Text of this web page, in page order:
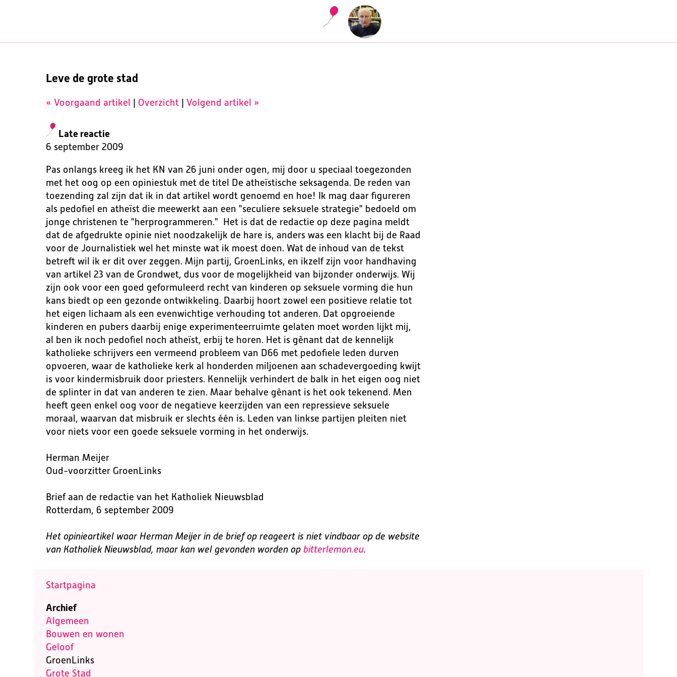
Leve de grote stad
« Voorgaand artikel | Overzicht |Volgend artikel »
Late reactie
6 september 2009
Pas onlangs kreeg ik het KN van 26 juni onder ogen, mij door u speciaal toegezonden
met het oog op een opiniestuk met de titel De atheïstische seksagenda. De reden van
toezending zal zijn dat ik in dat artikel wordt genoemd en hoe! Ik mag daar figureren
als pedofiel en atheïst die meewerkt aan een "seculiere seksuele strategie" bedoeld om
jonge christenen te "herprogrammeren." Het is dat de redactie op deze pagina meldt
dat de afgedrukte opinie niet noodzakelijk de hare is, anders was een klacht bij de Raad
voor de Journalistiek wel het minste wat ik moest doen. Wat de inhoud van de tekst
betreft wil ik er dit over zeggen. Mijn partij, GroenLinks, en ikzelf zijn voor handhaving
van artikel 23 van de Grondwet, dus voor de mogelijkheid van bijzonder onderwijs. Wij
zijn ook voor een goed geformuleerd recht van kinderen op seksuele vorming die hun
kans biedt op een gezonde ontwikkeling. Daarbij hoort zowel een positieve relatie tot
het eigen lichaam als een evenwichtige verhouding tot anderen. Dat opgroeiende
kinderen en pubers daarbij enige experimenteerruimte gelaten moet worden lijkt mij,
al ben ik noch pedofiel noch atheïst, erbij te horen. Het is gênant dat de kennelijk
katholieke schrijvers een vermeend probleem van D66 met pedofiele leden durven
opvoeren, waar de katholieke kerk al honderden miljoenen aan schadevergoeding kwijt
is voor kindermisbruik door priesters. Kennelijk verhindert de balk in het eigen oog niet
de splinter in dat van anderen te zien. Maar behalve gênant is het ook tekenend. Men
heeft geen enkel oog voor de negatieve keerzijden van een repressieve seksuele
moraal, waarvan dat misbruik er slechts één is. Leden van linkse partijen pleiten niet
voor niets voor een goede seksuele vorming in het onderwijs.
Herman Meijer
Oud-voorzitter GroenLinks
Brief aan de redactie van het Katholiek Nieuwsblad
Rotterdam, 6 september 2009
Het opinieartikel waar Herman Meijer in de brief op reageert is niet vindbaar op de website
van Katholiek Nieuwsblad, maar kan wel gevonden worden opbitterlemon.eu.
Startpagina
Archief
Algemeen
Bouwen en wonen
Geloof
GroenLinks
Grote Stad